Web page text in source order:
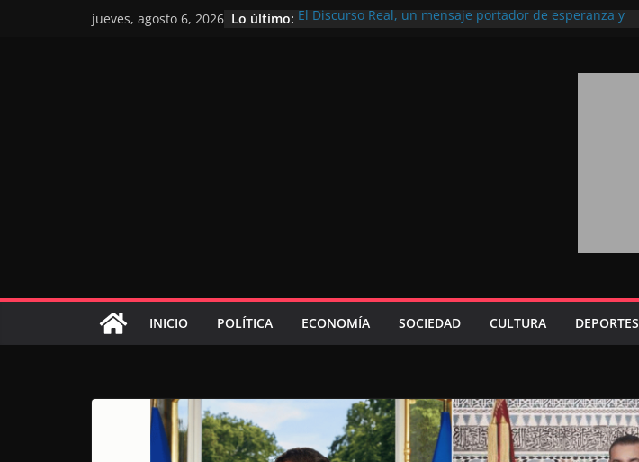
jueves, agosto 6, 2026 Lo último: El Discurso Real, un mensaje portador de esperanza y
Extranjero: al servicio de los grandes proyectos de
INICIO POLÍTICA ECONOMÍA SOCIEDAD CULTURA DEPORTES